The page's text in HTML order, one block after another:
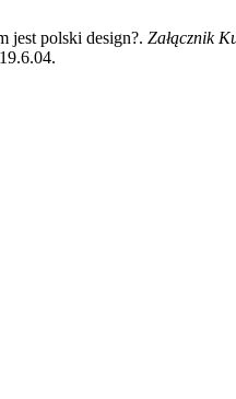
jest polski design?. Załącznik